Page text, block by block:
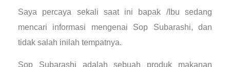
Saya percaya sekali saat ini bapak /Ibu sedang
mencari informasi mengenai Sop Subarashi, dan
tidak salah inilah tempatnya.
Sop Subarashi adalah sebuah produk makanan